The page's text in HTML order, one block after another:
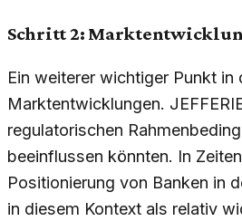
Schritt 2:
Ein weiterer wichtiger Punkt
Marktentwicklungen.
regulatorischen
beeinflussen könnten. In
Positionierung von Banken in
in diesem Kontext als relativ